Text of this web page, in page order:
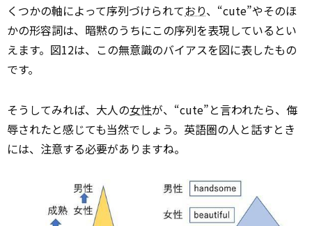
くつかの軸によって序列づけられており、“cute”やそのほ
かの形容詞は、暗黙のうちにこの序列を表現しているとい
えます。図12は、この無意識のバイアスを図に表したもの
です。
そうしてみれば、大人の女性が、“cute”と言われたら、侮
辱されたと感じても当然でしょう。英語圏の人と話すとき
には、注意する必要がありますね。